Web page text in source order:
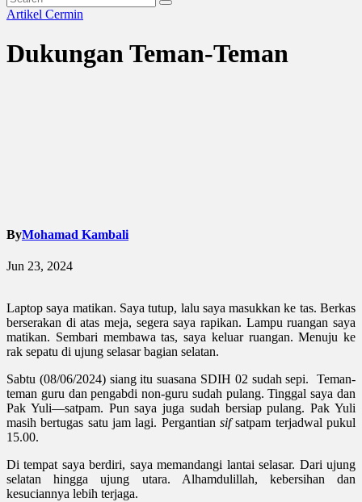
Artikel Cermin
Dukungan Teman-Teman
ByMohamad Kambali
Jun 23, 2024
Laptop saya matikan. Saya tutup, lalu saya masukkanke tas. Berkas
berserakan di atas meja, segera saya rapikan. Lampu ruangan saya
matikan. Sembari membawa tas, saya keluar ruangan. Menuju ke
rak sepatu di ujung selasar bagian selatan.
Sabtu (08/06/2024) siang itu suasana SDIH 02 sudah sepi. Teman-
teman guru dan pengabdi non-guru sudah pulang. Tinggal saya dan
Pak Yuli—satpam. Pun saya juga sudah bersiap pulang. Pak Yuli
masih bertugas satu jam lagi. Pergantian sifsatpam terjadwal pukul
15.00.
Di tempat saya berdiri, saya memandangi lantai selasar. Dari ujung
selatan hingga ujung utara. Alhamdulillah, kebersihan dan
kesuciannya lebih terjaga.